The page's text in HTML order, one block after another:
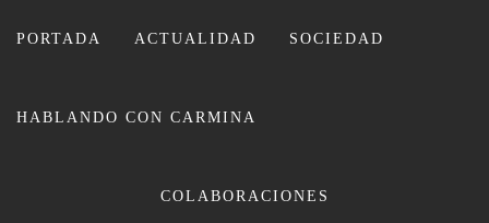
PORTADA ACTUALIDAD SOCIEDAD
HABLANDO CON CARMINA
COLABORACIONES
CARMINA LEIVA